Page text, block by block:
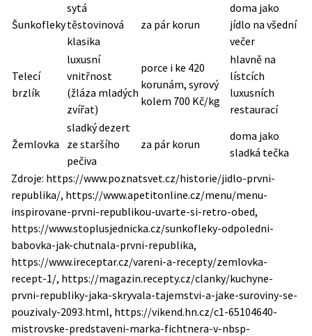
Šunkofleky
sytá
těstovinová
klasika
za pár korun
doma jako
jídlo na všední
večer
Telecí
brzlík
luxusní
vnitřnost
(žláza mladých
zvířat)
porce i ke 420
korunám, syrový
kolem 700 Kč/kg
hlavně na
lístcích
luxusních
restaurací
Žemlovka
sladký dezert
ze staršího
pečiva
za pár korun
doma jako
sladká tečka
Zdroje: https://www.poznatsvet.cz/historie/jidlo-prvni-
republika/, https://www.apetitonline.cz/menu/menu-
inspirovane-prvni-republikou-uvarte-si-retro-obed,
https://www.stoplusjednicka.cz/sunkofleky-odpoledni-
babovka-jak-chutnala-prvni-republika,
https://www.ireceptar.cz/vareni-a-recepty/zemlovka-
recept-1/, https://magazin.recepty.cz/clanky/kuchyne-
prvni-republiky-jaka-skryvala-tajemstvi-a-jake-suroviny-se-
pouzivaly-2093.html, https://vikend.hn.cz/c1-65104640-
mistrovske-predstaveni-marka-fichtnera-v-nbsp-